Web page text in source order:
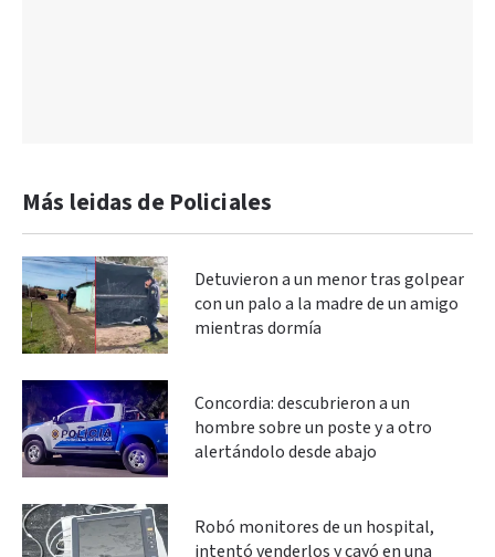
Más leidas de Policiales
Detuvieron a un menor tras golpear
con un palo a la madre de un amigo
mientras dormía
Concordia: descubrieron a un
hombre sobre un poste y a otro
alertándolo desde abajo
Robó monitores de un hospital,
intentó venderlos y cayó en una